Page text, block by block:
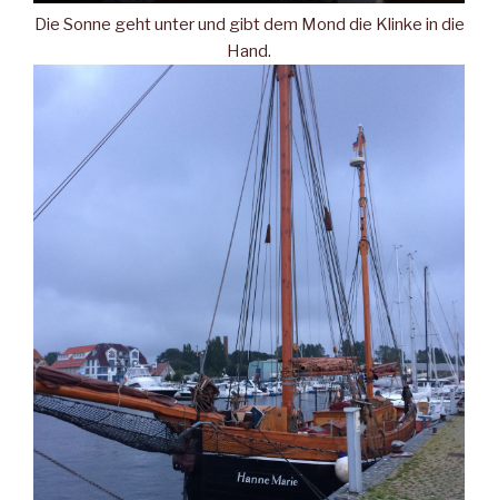
Die Sonne geht unter und gibt dem Mond die Klinke in die
Hand.